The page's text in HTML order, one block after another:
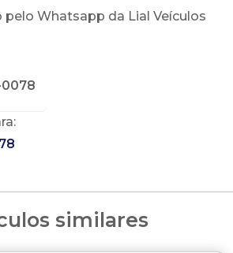
Whatsapp da Lial Veículos
similares